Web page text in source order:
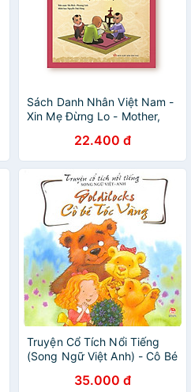
Sách Danh Nhân Việt Nam -
Xin Mẹ Đừng Lo - Mother,
- Việt) (Tái Bản)
22.400 đ
Truyện Cổ Tích Nổi Tiếng
(Song Ngữ Việt Anh) - Cô Bé
35.000 đ